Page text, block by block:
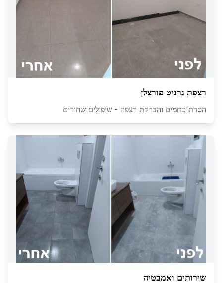
רצפת גרניט פורצלן
הסרת כתמים והברקת רצפה - שיפולים שחורים
שירותים ואמבטיה